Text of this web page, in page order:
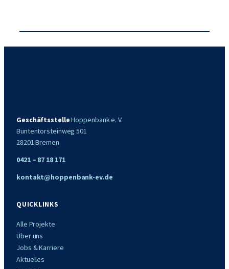
GeschäftsstelleHoppenbank e. V.
Buntentorsteinweg 501
28201 Bremen
0421 – 87 18 171
kontakt@hoppenbank-ev.de
QUICKLINKS
Alle Projekte
Über uns
Jobs & Karriere
Aktuelles